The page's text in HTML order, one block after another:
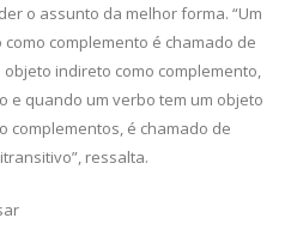
o assunto da melhor forma. “Um
complemento é chamado de
indireto como complemento,
e quando um verbo tem um objeto
complementos, é chamado de
ressalta.